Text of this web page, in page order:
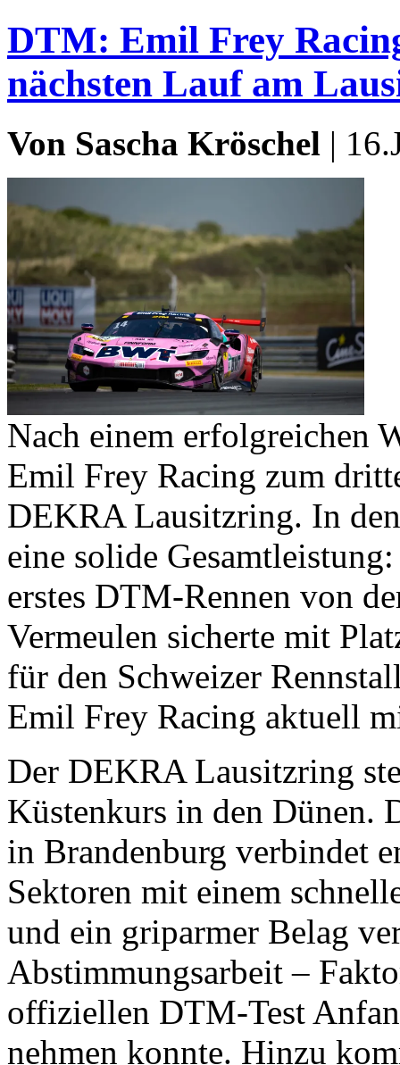
DTM: Emil Frey
nächsten Lauf am
Von Sascha Kröschel |
Nach einem erfolgreichen
Emil Frey Racing zum
DEKRA Lausitzring. In
eine solide
erstes DTM-Rennen von
Vermeulen sicherte mit
für den Schweizer
Emil Frey Racing aktuell
Der DEKRA Lausitzring
Küstenkurs in den Dünen.
in Brandenburg verbindet
Sektoren mit einem
und ein griparmer Belag
Abstimmungsarbeit –
offiziellen DTM-Test
nehmen konnte. Hinzu